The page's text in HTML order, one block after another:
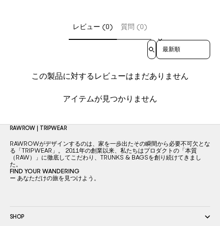
レビュー (0) 質問 (0)
Sort reviews by
この製品に対するレビューはまだありません
アイテムが見つかりません
RAWROW | TRIPWEAR
RAWROWがデザインするのは、家を一歩出たその瞬間から必要不可欠とな
る「TRIPWEAR」。 2011年の創業以来、私たちはプロダクトの「本質
（RAW）」に徹底してこだわり、TRUNKS & BAGSを創り続けてきまし
た。
FIND YOUR WANDERING
ー あなただけの旅を見つけよう。
SHOP